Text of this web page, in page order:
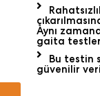
Aynı
gaita
Bu testin
güvenilir